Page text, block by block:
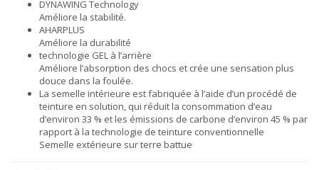
DYNAWING Technology
Améliore la stabilité.
AHARPLUS
Améliore la durabilité
technologie GEL à l’arrière
Améliore l’absorption des chocs et crée une sensation plus
douce dans la foulée.
La semelle intérieure est fabriquée à l’aide d’un procédé de
teinture en solution, qui réduit la consommation d’eau
d’environ 33 % et les émissions de carbone d’environ 45 % par
rapport à la technologie de teinture conventionnelle
Semelle extérieure sur terre battue